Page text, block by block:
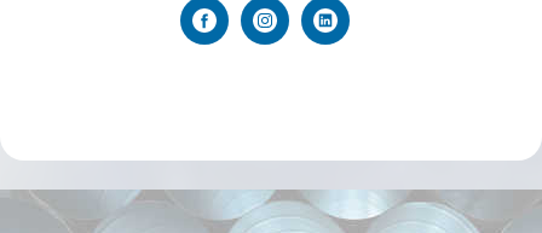
FacebookInstagramLinkedin